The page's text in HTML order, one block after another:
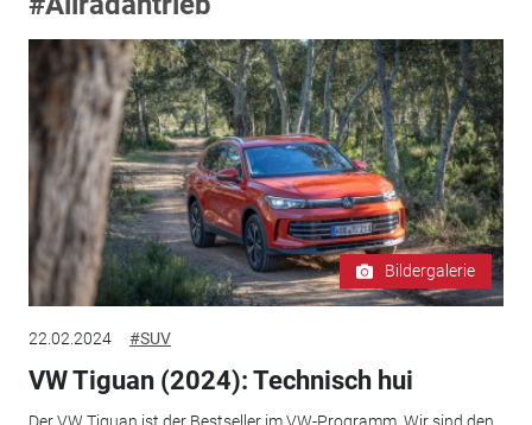
Bildergalerie
22.02.2024 #SUV
VW Tiguan (2024): Technisch hui